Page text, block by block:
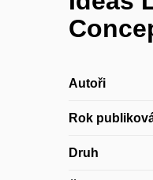
Autoři
Rok
Druh